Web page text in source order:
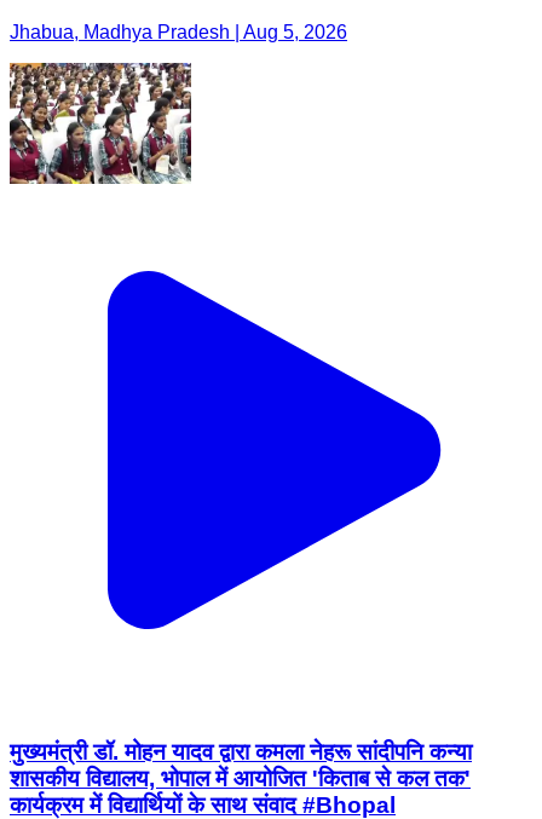
Jhabua, Madhya Pradesh | Aug 5, 2026
मुख्यमंत्री डॉ. मोहन यादव द्वारा कमला नेहरू सांदीपनि कन्या
शासकीय विद्यालय, भोपाल में आयोजित 'किताब से कल तक'
कार्यक्रम में विद्यार्थियों के साथ संवाद #Bhopal